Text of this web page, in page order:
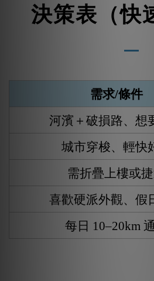
決策表（快
需求/條件
河濱＋破損路、想
城市穿梭、輕快
需折疊上樓或
喜歡硬派外觀、假
每日 10–20km